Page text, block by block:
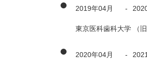
2019年04月 -
東京医科歯科大学 （
2020年04月 -